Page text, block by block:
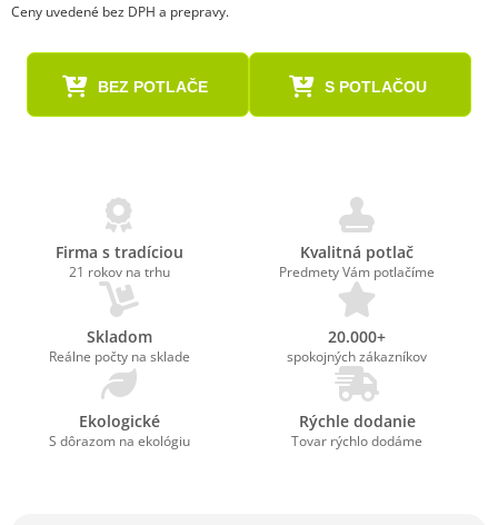
Ceny uvedené bez DPH a prepravy.
BEZ POTLAČE S POTLAČOU
Firma s tradíciou
21 rokov na trhu
Kvalitná potlač
Predmety Vám potlačíme
Skladom
Reálne počty na sklade
20.000+
spokojných zákazníkov
Ekologické
S dôrazom na ekológiu
Rýchle dodanie
Tovar rýchlo dodáme